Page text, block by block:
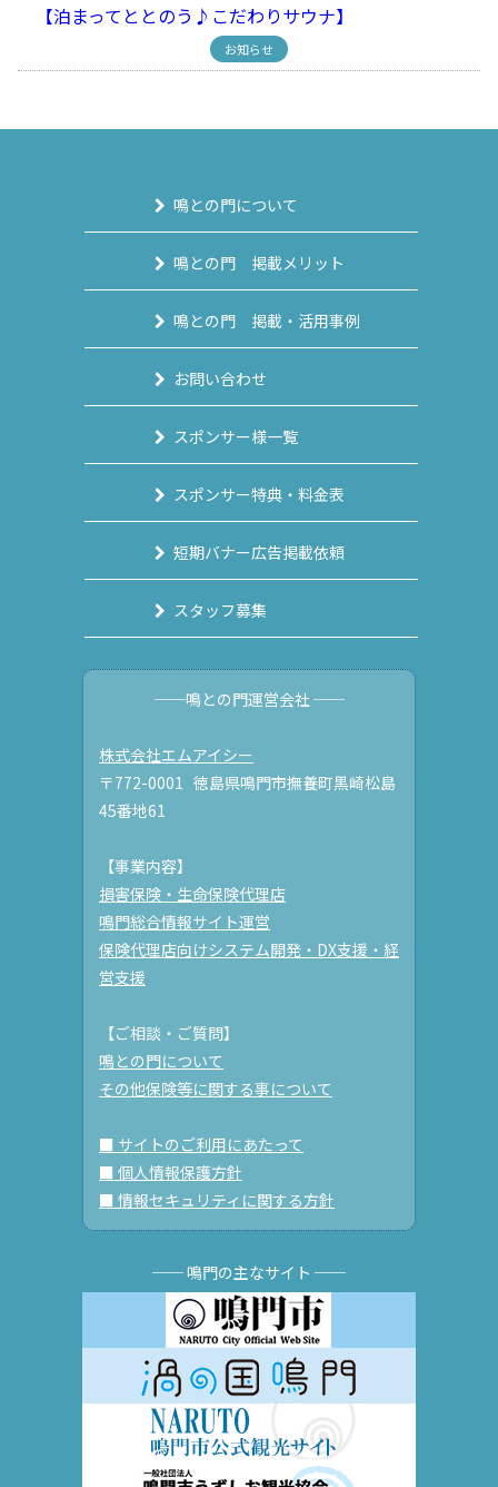
【泊まってととのう♪こだわりサウナ】
お知らせ
鳴との門について
鳴との門 掲載メリット
鳴との門 掲載・活用事例
お問い合わせ
スポンサー様一覧
スポンサー特典・料金表
短期バナー広告掲載依頼
スタッフ募集
──鳴との門運営会社 ──
株式会社エムアイシー
〒772-0001 徳島県鳴門市撫養町黒崎松島
45番地61
【事業内容】
損害保険・生命保険代理店
鳴門総合情報サイト運営
保険代理店向けシステム開発・DX支援・経
営支援
【ご相談・ご質問】
鳴との門について
その他保険等に関する事について
■ サイトのご利用にあたって
■ 個人情報保護方針
■ 情報セキュリティに関する方針
── 鳴門の主なサイト ──